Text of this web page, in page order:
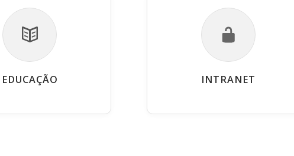
EDUCAÇÃO INTRANET